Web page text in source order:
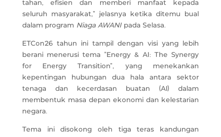
tahan, efisien dan memberi manfaat kepada
seluruh masyarakat,” jelasnya ketika ditemu bual
dalam program Niaga AWANI pada Selasa.
ETCon26 tahun ini tampil dengan visi yang lebih
berani menerusi tema “Energy & AI: The Synergy
for Energy Transition”, yang menekankan
kepentingan hubungan dua hala antara sektor
tenaga dan kecerdasan buatan (AI) dalam
membentuk masa depan ekonomi dan kelestarian
negara.
Tema ini disokong oleh tiga teras kandungan